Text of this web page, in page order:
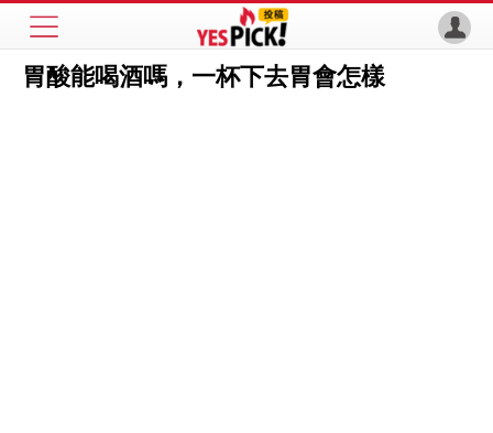
胃酸能喝酒嗎，一杯下去胃會怎樣